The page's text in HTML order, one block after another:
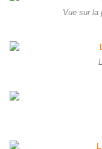
Vue sur la